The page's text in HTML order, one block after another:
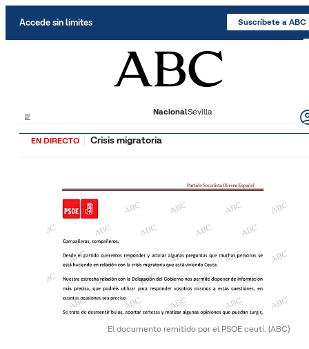
Accede sin límites Suscríbete a ABC
NacionalSevilla
EN DIRECTO Crisis migratoria
El documento remitido por el PSOE ceutí. (ABC)